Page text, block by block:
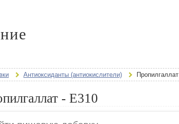
Антиоксиданты (антиокислители) Пропилгаллат
- E310